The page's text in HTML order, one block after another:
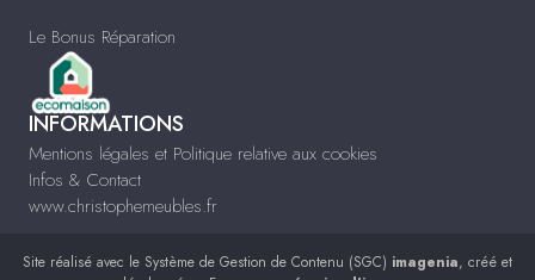
Le Bonus Réparation
INFORMATIONS
Mentions légales et Politique relative aux cookies
Infos & Contact
www.christophemeubles.fr
Site réalisé avec le Système de Gestion de Contenu (SGC) imagenia, créé et